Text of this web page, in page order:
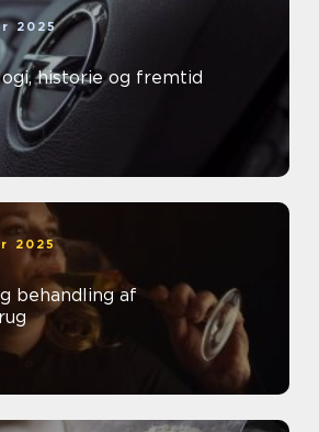
2025
historie og fremtid
2025
behandling af